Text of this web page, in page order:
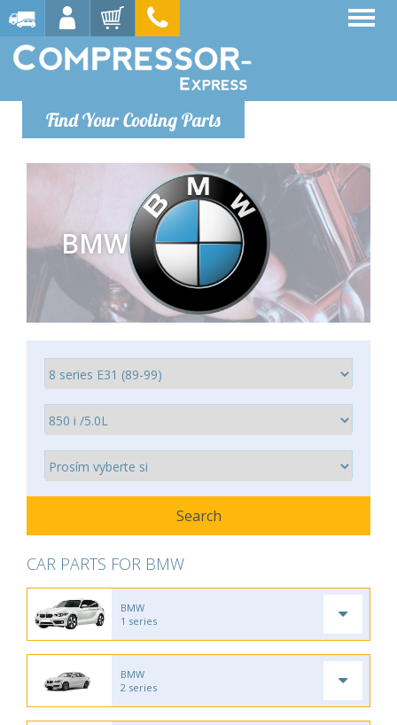
Find Your Cooling Parts
BMW
CAR PARTS FOR BMW
BMW
1 series
BMW
2 series